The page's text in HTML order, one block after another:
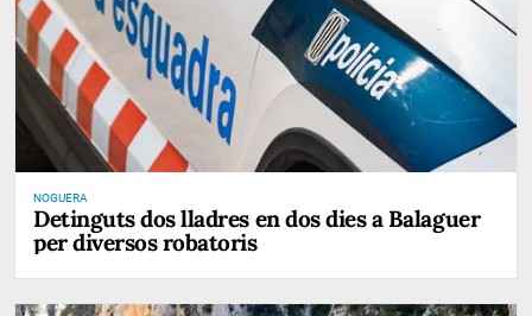
NOGUERA
Detinguts dos lladres en dos dies a Balaguer
per diversos robatoris